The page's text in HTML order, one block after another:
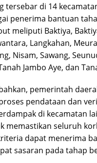
tersebar di 14
penerima bantuan
meliputi Baktiya,
Langkahan,
Nisam, Sawang,
Jambo Aye, dan
pemerintah
pendataan dan
di kecamatan
memastikan seluruh
dapat menerima
sasaran pada tahap